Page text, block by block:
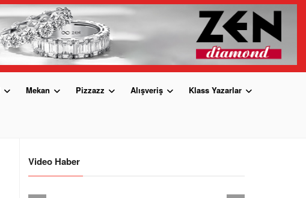
Mekan Pizzazz Alışveriş Klass Yazarlar
Video Haber